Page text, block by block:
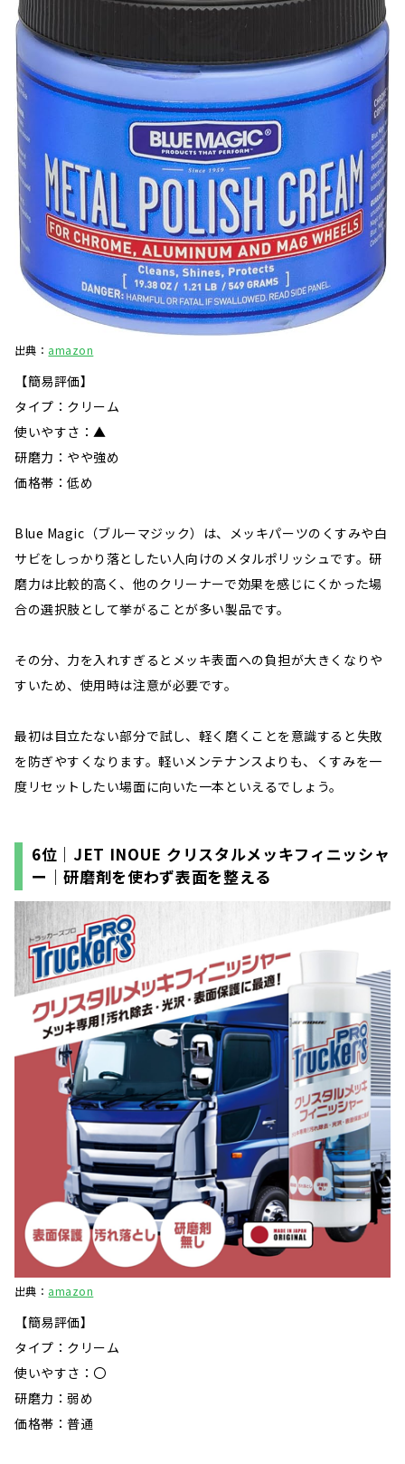
出典： amazon
【簡易評価】
タイプ：クリーム
使いやすさ：▲
研磨力：やや強め
価格帯：低め
Blue Magic（ブルーマジック）は、メッキパーツのくすみや白
サビをしっかり落としたい人向けのメタルポリッシュです。研
磨力は比較的高く、他のクリーナーで効果を感じにくかった場
合の選択肢として挙がることが多い製品です。
その分、力を入れすぎるとメッキ表面への負担が大きくなりや
すいため、使用時は注意が必要です。
最初は目立たない部分で試し、軽く磨くことを意識すると失敗
を防ぎやすくなります。軽いメンテナンスよりも、くすみを一
度リセットしたい場面に向いた一本といえるでしょう。
6位｜JET INOUE クリスタルメッキフィニッシャ
ー｜研磨剤を使わず表面を整える
出典： amazon
【簡易評価】
タイプ：クリーム
使いやすさ：〇
研磨力：弱め
価格帯：普通